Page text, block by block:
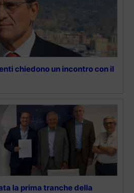
chiedono un incontro con il
la prima tranche della